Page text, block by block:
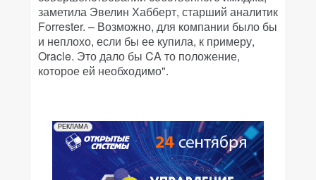
заметила Эвелин Хабберт, старший аналитик
Forrester. – Возможно, для компании было бы
и неплохо, если бы ее купила, к примеру,
Oracle. Это дало бы CA то положение,
которое ей необходимо".
РЕКЛАМА